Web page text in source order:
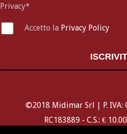
Privacy*
Accetto la Privacy Policy
©2018 Midimar Srl | P. IVA:
RC183889 - C.S.: €